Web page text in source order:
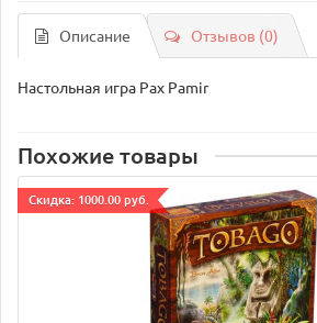
Описание Отзывов (0)
Настольная игра Pax Pamir
Похожие товары
Cкидка: 1000.00 руб.